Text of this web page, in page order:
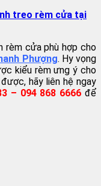
treo rèm cửa tại
rèm cửa phù hợp cho
Phượng. Hy vọng
kiểu rèm ưng ý cho
hãy liên hệ ngay
– 094 868 6666 để